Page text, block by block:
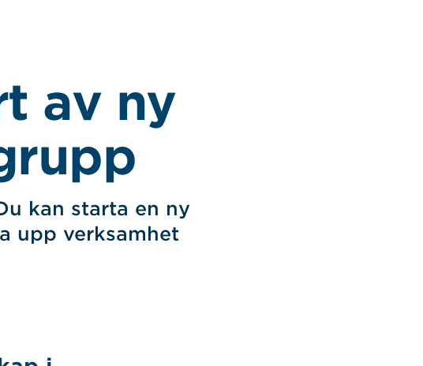
av ny
kan starta en ny
upp verksamhet